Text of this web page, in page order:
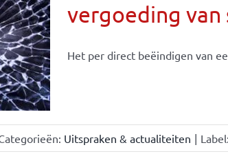
vergoeding van
Het per direct beëindigen van
Uitspraken & actualiteiten | Label: